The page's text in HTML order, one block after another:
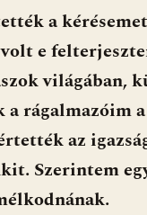
a
e
világában,
a rágalmazóim
az
Szerintem